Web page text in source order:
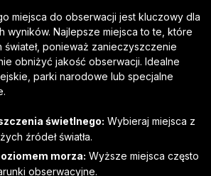
miejsca do obserwacji jest kluczowy dla
wyników. Najlepsze miejsca to te, które
świateł, ponieważ zanieczyszczenie
obniżyć jakość obserwacji. Idealne
parki narodowe lub specjalne
świetlnego: Wybieraj miejsca z
źródeł światła.
morza: Wyższe miejsca często
obserwacyjne.